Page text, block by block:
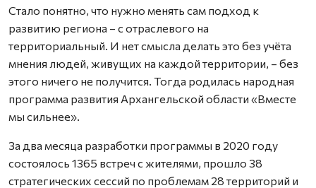
Стало понятно, что нужно менять сам подход к
развитию региона – с отраслевого на
территориальный. И нет смысла делать это без учёта
мнения людей, живущих на каждой территории, – без
этого ничего не получится. Тогда родилась народная
программа развития Архангельской области «Вместе
мы сильнее».
За два месяца разработки программы в 2020 году
состоялось 1365 встреч с жителями, прошло 38
стратегических сессий по проблемам 28 территорий и